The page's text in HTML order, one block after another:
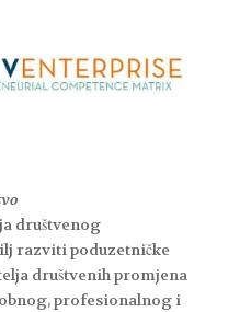
društvenog
razviti poduzetničke
društvenih promjena
profesionalnog i